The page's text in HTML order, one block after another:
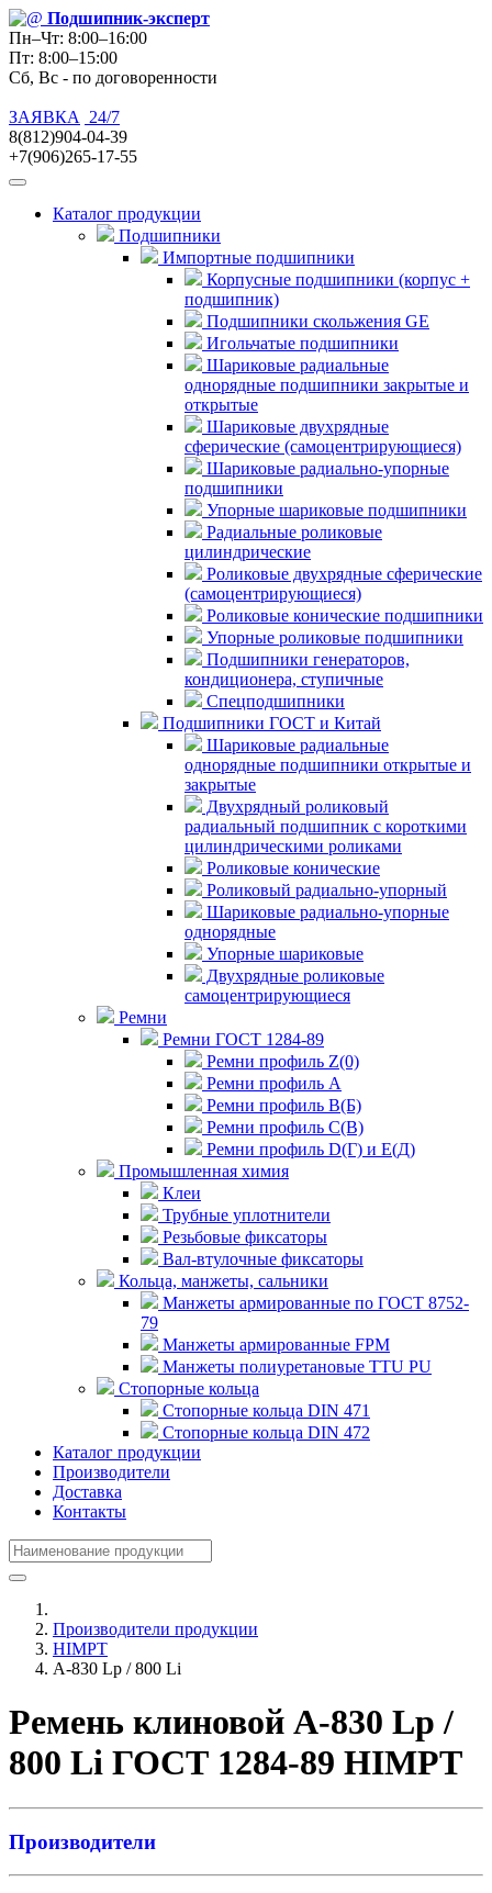
Подшипник-эксперт
Пн–Чт: 8:00–16:00
Пт: 8:00–15:00
Сб, Вс - по договоренности
ЗАЯВКА
24/7
8(812)904-04-39
+7(906)265-17-55
Каталог продукции
Подшипники
Импортные подшипники
Корпусные подшипники (корпус +
подшипник)
Подшипники скольжения GE
Игольчатые подшипники
Шариковые радиальные
однорядные подшипники закрытые и
открытые
Шариковые двухрядные
сферические (самоцентрирующиеся)
Шариковые радиально-упорные
подшипники
Упорные шариковые подшипники
Радиальные роликовые
цилиндрические
Роликовые двухрядные сферические
(самоцентрирующиеся)
Роликовые конические подшипники
Упорные роликовые подшипники
Подшипники генераторов,
кондиционера, ступичные
Спецподшипники
Подшипники ГОСТ и Китай
Шариковые радиальные
однорядные подшипники открытые и
закрытые
Двухрядный роликовый
радиальный подшипник с короткими
цилиндрическими роликами
Роликовые конические
Роликовый радиально-упорный
Шариковые радиально-упорные
однорядные
Упорные шариковые
Двухрядные роликовые
самоцентрирующиеся
Ремни
Ремни ГОСТ 1284-89
Ремни профиль Z(0)
Ремни профиль А
Ремни профиль В(Б)
Ремни профиль С(В)
Ремни профиль D(Г) и E(Д)
Промышленная химия
Клеи
Трубные уплотнители
Резьбовые фиксаторы
Вал-втулочные фиксаторы
Кольца, манжеты, сальники
Манжеты армированные по ГОСТ 8752-
79
Манжеты армированные FPM
Манжеты полиуретановые TTU PU
Стопорные кольца
Стопорные кольца DIN 471
Стопорные кольца DIN 472
Каталог продукции
Производители
Доставка
Контакты
Производители продукции
HIMPT
А-830 Lp / 800 Li
Ремень клиновой А-830 Lp /
800 Li ГОСТ 1284-89 HIMPT
Производители